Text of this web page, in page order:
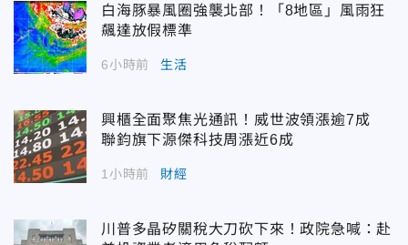
白海豚暴風圈強襲北部！「8地區」風雨狂
飆達放假標準
6小時前 生活
興櫃全面聚焦光通訊！威世波領漲逾7成
聯鈞旗下源傑科技周漲近6成
1小時前 財經
川普多晶矽關稅大刀砍下來！政院急喊：赴